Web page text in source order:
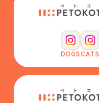
DOGSCATS